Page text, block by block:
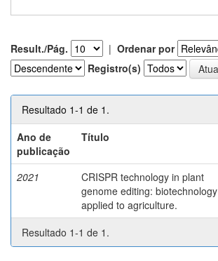
Result./Pág. | Ordenar por
Registro(s)
Resultado 1-1 de 1.
Ano de
publicação
Título
2021
CRISPR technology in plant
genome editing: biotechnology
applied to agriculture.
Resultado 1-1 de 1.